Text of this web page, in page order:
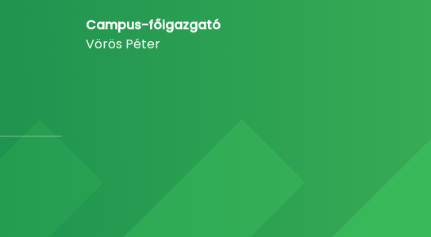
Campus-főigazgató
Vörös Péter